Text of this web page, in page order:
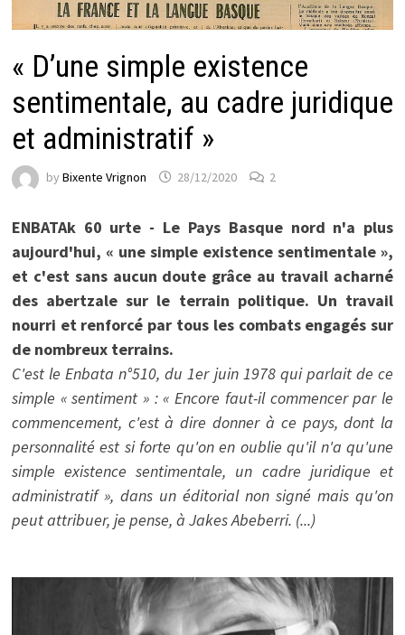
« D’une simple existence
sentimentale, au cadre juridique
et administratif »
by Bixente Vrignon 28/12/2020 2
ENBATAk 60 urte - Le Pays Basque nord n'a plus
aujourd'hui, « une simple existence sentimentale »,
et c'est sans aucun doute grâce au travail acharné
des abertzale sur le terrain politique. Un travail
nourri et renforcé par tous les combats engagés sur
de nombreux terrains.
C'est le Enbata n°510, du 1er juin 1978 qui parlait de ce
simple « sentiment » : « Encore faut-il commencer par le
commencement, c'est à dire donner à ce pays, dont la
personnalité est si forte qu'on en oublie qu'il n'a qu'une
simple existence sentimentale, un cadre juridique et
administratif », dans un éditorial non signé mais qu'on
peut attribuer, je pense, à Jakes Abeberri. (...)